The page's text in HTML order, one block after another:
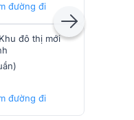
đường đi
đô thị mới
đường đi